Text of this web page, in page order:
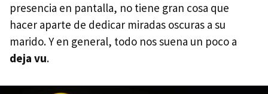
presencia en pantalla, no tiene gran cosa que
hacer aparte de dedicar miradas oscuras a su
marido. Y en general, todo nos suena un poco a
deja vu.